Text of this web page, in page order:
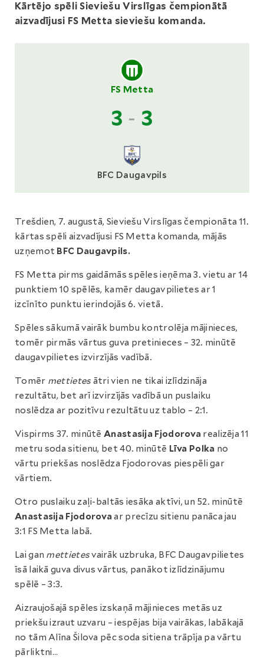
Kārtējo spēli Sieviešu Virslīgas čempionātā
aizvadījusi FS Metta sieviešu komanda.
FS Metta
3 - 3
BFC Daugavpils
Trešdien, 7. augustā, Sieviešu Virslīgas čempionāta 11.
kārtas spēli aizvadījusi FS Metta komanda, mājās
uzņemot BFC Daugavpils.
FS Metta pirms gaidāmās spēles ieņēma 3. vietu ar 14
punktiem 10 spēlēs, kamēr daugavpilietes ar 1
izcīnīto punktu ierindojās 6. vietā.
Spēles sākumā vairāk bumbu kontrolēja mājinieces,
tomēr pirmās vārtus guva pretinieces – 32. minūtē
daugavpilietes izvirzījās vadībā.
Tomēr mettietes ātri vien ne tikai izlīdzināja
rezultātu, bet arī izvirzījās vadībā un puslaiku
noslēdza ar pozitīvu rezultātu uz tablo – 2:1.
Vispirms 37. minūtē Anastasija Fjodorova realizēja 11
metru soda sitienu, bet 40. minūtē Līva Polka no
vārtu priekšas noslēdza Fjodorovas piespēli gar
vārtiem.
Otro puslaiku zaļi-baltās iesāka aktīvi, un 52. minūtē
Anastasija Fjodorovaar precīzu sitienu panāca jau
3:1 FS Metta labā.
Lai gan mettietesvairāk uzbruka, BFC Daugavpilietes
īsā laikā guva divus vārtus, panākot izlīdzinājumu
spēlē – 3:3.
Aizraujošajā spēles izskaņā mājinieces metās uz
priekšu izraut uzvaru – iespējas bija vairākas, labākajā
no tām Alīna Šilova pēc soda sitiena trāpīja pa vārtu
pārliktni…